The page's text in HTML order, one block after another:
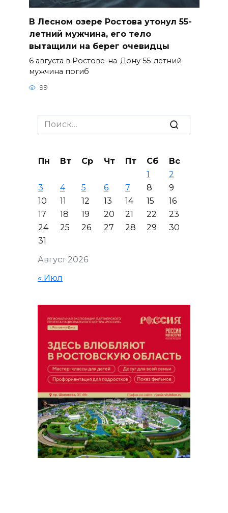
В Лесном озере Ростова утонул 55-
летний мужчина, его тело
вытащили на берег очевидцы
6 августа в Ростове-на-Дону 55-летний
мужчина погиб
99
Search
for:
Август 2026
Пн Вт Ср Чт Пт Сб
Вс
1
2
3
4 5 6 7 8
9
10
11 12 13 14 15
16
17
18 19 20 21 22
23
24
25 26 27 28 29
30
31
« Июл